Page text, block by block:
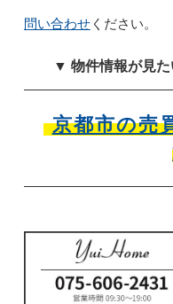
問い合わせください。
▼ 物件情報が見
京都市の売